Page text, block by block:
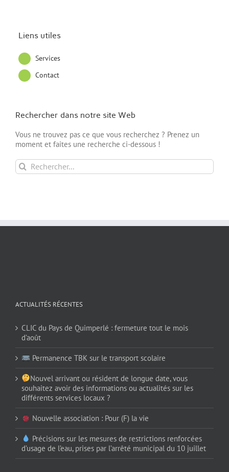
Liens utiles
Services
Contact
Rechercher dans notre site Web
Vous ne trouvez pas ce que vous recherchez ? Prenez un
moment et faites une recherche ci-dessous !
Rechercher:
ACTUALITÉS RÉCENTES
CLIC du Pays de Quimperlé : fermeture tout le mois
d’août
Permanence TBK sur le transport scolaire
Nouvel arrivant ou résident de longue date, vous
souhaitez avoir des informations ou actualités sur les
différents services locaux ?
Nouvelle association : Pour (F) la vie
Précisions sur les mesures de restrictions renforcées
d’usage de l’eau, prises par l’arrêté municipal du 10 juillet